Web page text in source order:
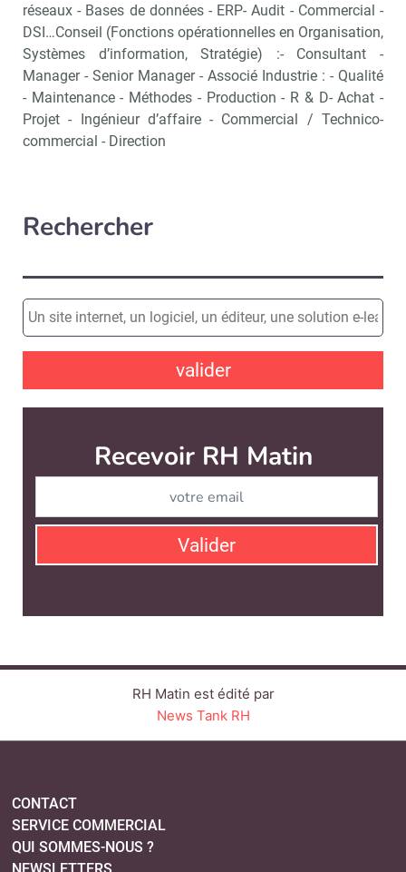
réseaux - Bases de données - ERP- Audit - Commercial -
DSI…Conseil (Fonctions opérationnelles en Organisation,
Systèmes d’information, Stratégie) :- Consultant -
Manager - Senior Manager - Associé Industrie : - Qualité
- Maintenance - Méthodes - Production - R & D- Achat -
Projet - Ingénieur d’affaire - Commercial / Technico-
commercial - Direction
Rechercher
valider
Recevoir RH Matin
Valider
RH Matin est édité par
News Tank RH
CONTACT
SERVICE COMMERCIAL
QUI SOMMES-NOUS ?